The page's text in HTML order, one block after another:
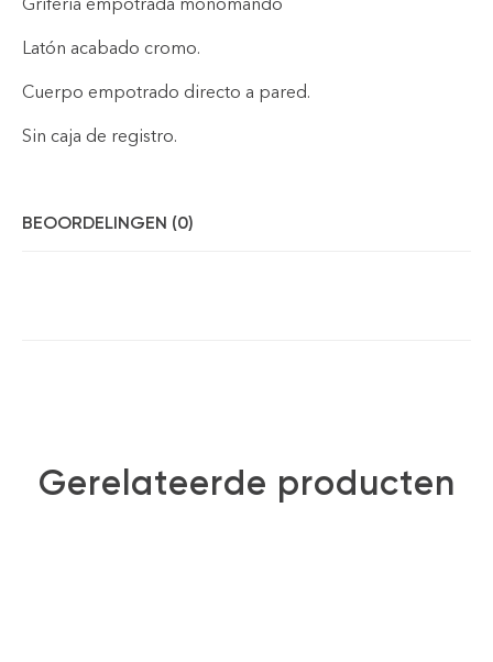
Latón acabado cromo.
Cuerpo empotrado directo a pared.
Sin caja de registro.
BEOORDELINGEN (0)
Gerelateerde producten